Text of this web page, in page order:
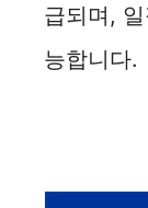
급되며,
능합니다.